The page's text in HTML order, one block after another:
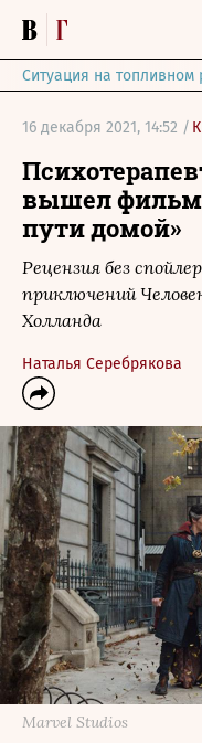
Ситуация на
16 декабря 2021, 14:52 /
вышел фильм
пути домой»
Рецензия без
приключений
Холланда
Наталья Серебрякова
Marvel Studios